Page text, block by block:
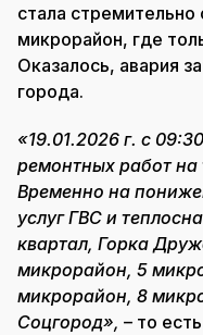
стала
микрорайон, где
Оказалось, авария
города.
«19.01.2026 г. с
ремонтных работ
Временно на
услуг ГВС и
квартал, Горка
микрорайон, 5
микрорайон, 8
Соцгород», – то